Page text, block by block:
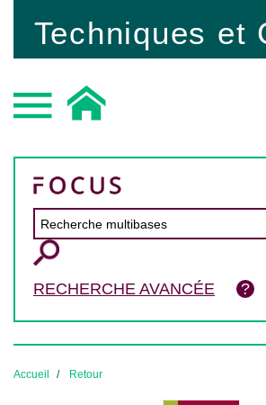
Techniques et
RECHERCHE AVANCÉE
Accueil Retour